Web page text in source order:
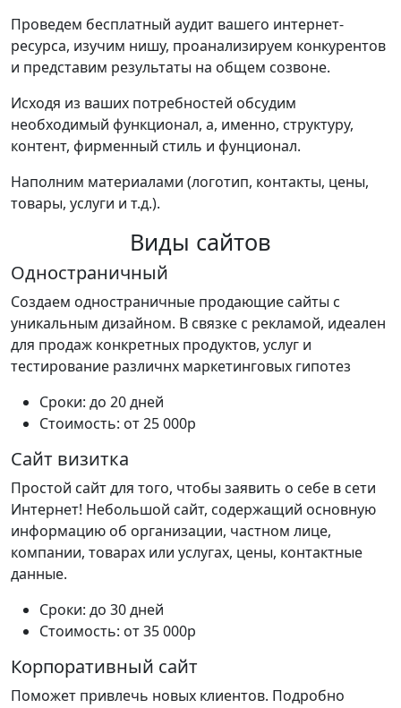
Проведем бесплатный аудит вашего интернет-
ресурса, изучим нишу, проанализируем конкурентов
и представим результаты на общем созвоне.
Исходя из ваших потребностей обсудим
необходимый функционал, а, именно, структуру,
контент, фирменный стиль и фунционал.
Наполним материалами (логотип, контакты, цены,
товары, услуги и т.д.).
Виды сайтов
Одностраничный
Создаем одностраничные продающие сайты с
уникальным дизайном. В связке с рекламой, идеален
для продаж конкретных продуктов, услуг и
тестирование различнх маркетинговых гипотез
Сроки: до 20 дней
Стоимость: от 25 000р
Сайт визитка
Простой сайт для того, чтобы заявить о себе в сети
Интернет! Небольшой сайт, содержащий основную
информацию об организации, частном лице,
компании, товарах или услугах, цены, контактные
данные.
Сроки: до 30 дней
Стоимость: от 35 000р
Корпоративный сайт
Поможет привлечь новых клиентов. Подробно